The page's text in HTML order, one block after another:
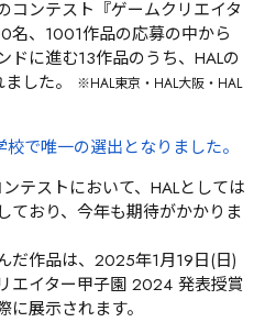
コンテスト『ゲームクリエイタ
、1001作品の応募の中から
ドに進む13作品のうち、HALの
した。
※HAL東京・HAL大阪・HAL
で唯一の選出となりました。
テストにおいて、HALとしては
ており、今年も期待がかかりま
だ作品は、2025年1月19日(日)
エイター甲子園 2024 発表授賞
展示されます。